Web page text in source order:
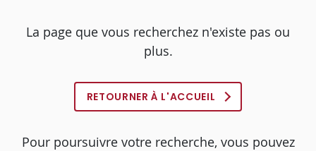
La page que vous recherchez n'existe pas ou
plus.
RETOURNER À L'ACCUEIL
Pour poursuivre votre recherche, vous pouvez